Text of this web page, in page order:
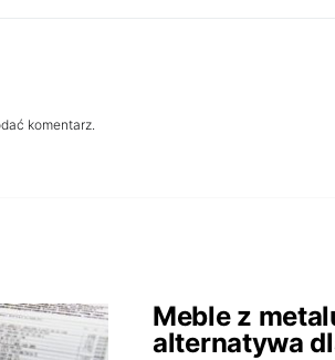
komentarz.
Meble z
alternatywa